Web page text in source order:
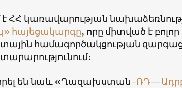
ՀՀ կառավարության
հայեցակարգը, որը միտված է
համագործակցության
են նաև «Ղազախստան-ՌԴ—